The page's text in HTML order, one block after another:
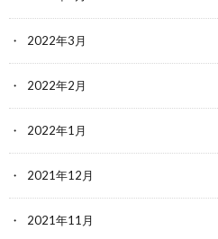
2022年3月
2022年2月
2022年1月
2021年12月
2021年11月